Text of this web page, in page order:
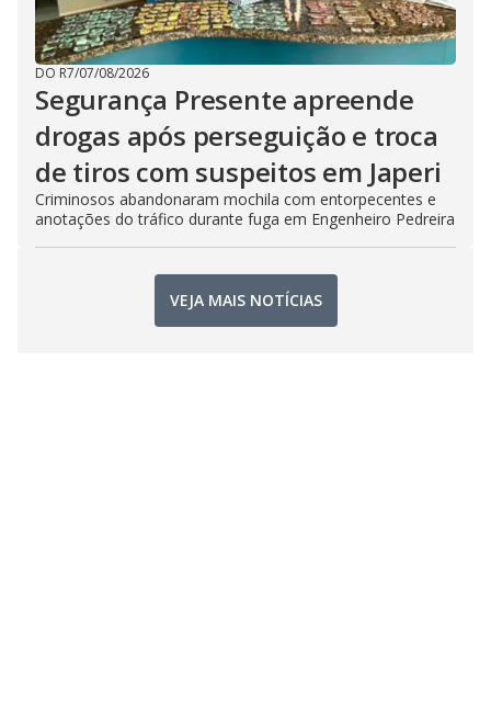
DO R7/07/08/2026
Segurança Presente apreende
drogas após perseguição e troca
de tiros com suspeitos em Japeri
Criminosos abandonaram mochila com entorpecentes e
anotações do tráfico durante fuga em Engenheiro Pedreira
VEJA MAIS NOTÍCIAS